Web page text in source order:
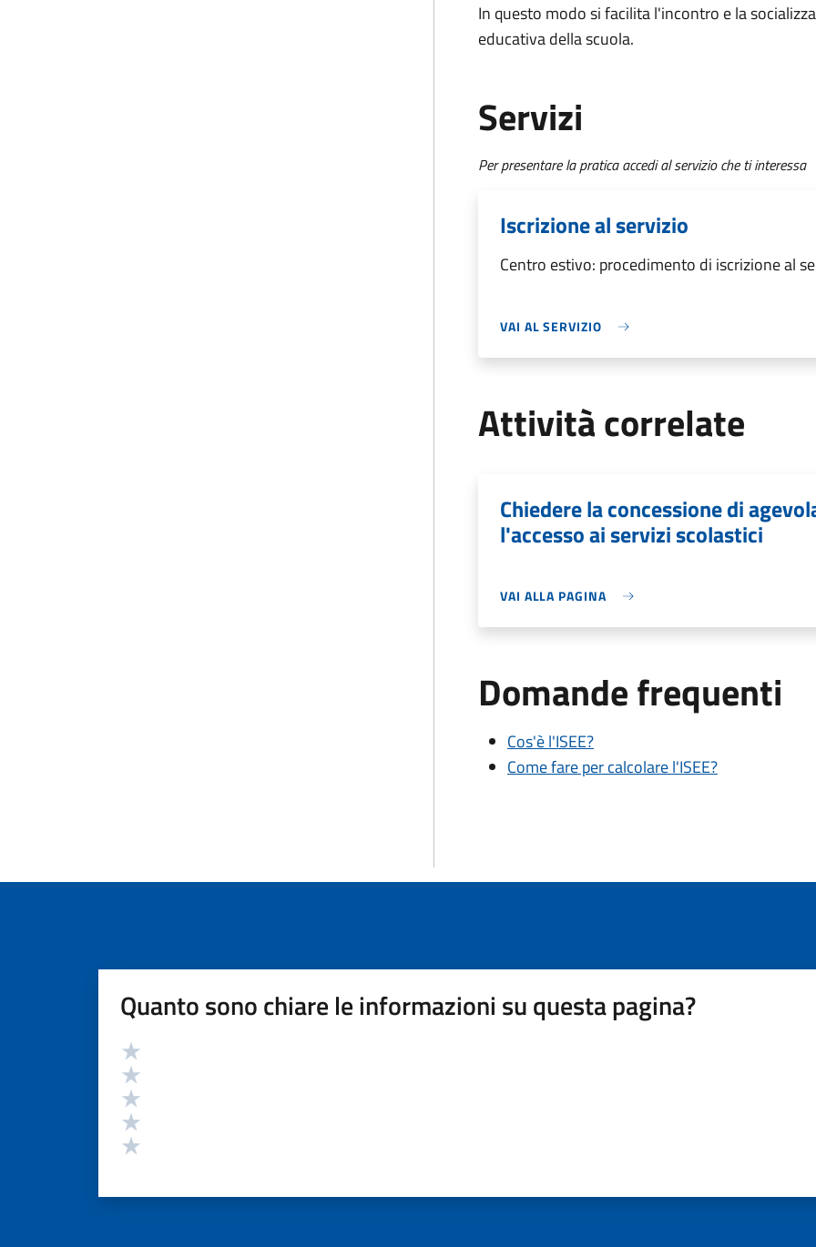
In questo modo si facilita l'incontro e la
educativa della scuola.
Servizi
Per presentare la pratica accedi al servizio che ti interessa
Iscrizione al servizio
Centro estivo: procedimento di iscrizione al
VAI AL SERVIZIO
Attività correlate
Chiedere la concessione di
l'accesso ai servizi scolastici
VAI ALLA PAGINA
Domande frequenti
Cos'è l'ISEE?
Come fare per calcolare l'ISEE?
Quanto sono chiare le informazioni su questa pagina?
Valutazione